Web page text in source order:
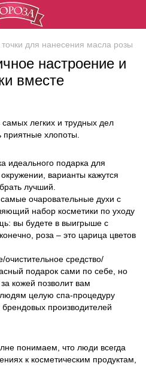
для нанесения масла розы
настроение и
вместе
легких и трудных дел
хлопоты.
идеального подарка для
варианты кажутся
лучший.
очаровательные духи с
набор косметики по уходу
вы будете в выигрыше с
роза – это царица цветов
средство/
подарок сами по себе, но
кожей позволит вам
целую спа-процедуру
производителей
понимаем, что люди всегда
к косметическим продуктам,